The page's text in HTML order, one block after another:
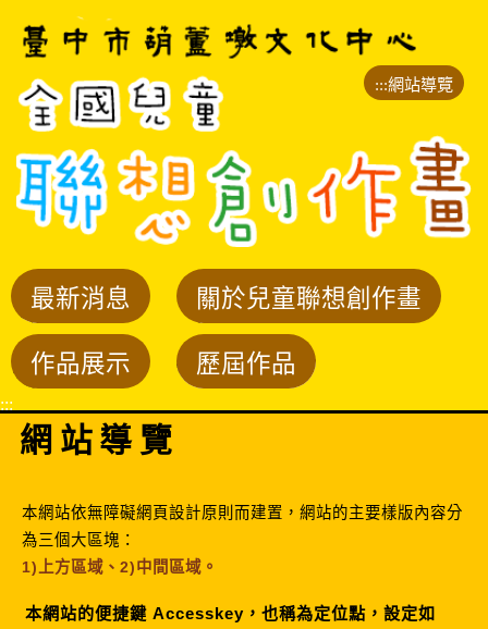
:::網站導覽
最
新
消
最新消息
關
於
兒
創
畫
關於兒童聯想創作畫
作
品
展
作品展示
歷
屆
歷屆作品
:::
網 站 導 覽
本網站依無障礙網頁設計原則而建置，網站的主要樣版內容分
為三個大區塊：
1)上方區域、2)中間區域。
本網站的便捷鍵 Accesskey，也稱為定位點，設定如